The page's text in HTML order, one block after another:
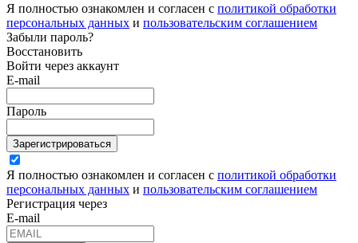
Я полностью ознакомлен и согласен с политикой обработки
персональных данных и пользовательским соглашением
Забыли пароль?
Восстановить
Войти через аккаунт
E-mail
Пароль
Зарегистрироваться
Я полностью ознакомлен и согласен с политикой обработки
персональных данных и пользовательским соглашением
Регистрация через
E-mail